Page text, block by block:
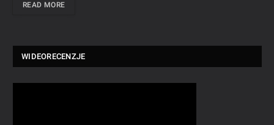
READ MORE
WIDEORECENZJE